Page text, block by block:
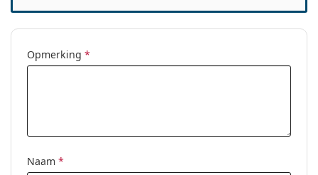
Opmerking *
Naam *